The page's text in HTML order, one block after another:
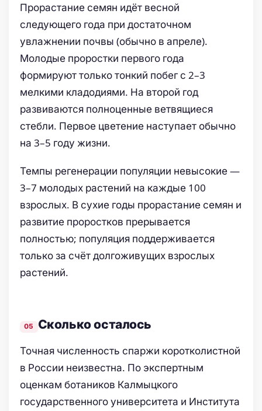
Прорастание семян идёт весной
следующего года при достаточном
увлажнении почвы (обычно в апреле).
Молодые проростки первого года
формируют только тонкий побег с 2–3
мелкими кладодиями. На второй год
развиваются полноценные ветвящиеся
стебли. Первое цветение наступает обычно
на 3–5 году жизни.
Темпы регенерации популяции невысокие —
3–7 молодых растений на каждые 100
взрослых. В сухие годы прорастание семян и
развитие проростков прерывается
полностью; популяция поддерживается
только за счёт долгоживущих взрослых
растений.
Сколько осталось
Точная численность спаржи коротколистной
в России неизвестна. По экспертным
оценкам ботаников Калмыцкого
государственного университета и Института